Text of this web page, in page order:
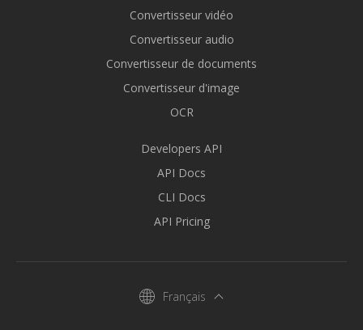
Convertisseur vidéo
Convertisseur audio
Convertisseur de documents
Convertisseur d'image
OCR
Developers API
API Docs
CLI Docs
API Pricing
Français